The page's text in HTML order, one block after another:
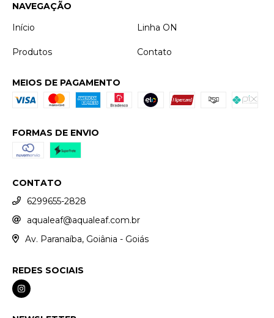
NAVEGAÇÃO
Início
Linha ON
Produtos Contato
MEIOS DE PAGAMENTO
FORMAS DE ENVIO
CONTATO
6299655-2828
aqualeaf@aqualeaf.com.br
Av. Paranaíba, Goiânia - Goiás
REDES SOCIAIS